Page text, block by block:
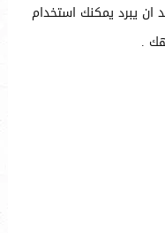
يبرد يمكنك استخدام
.